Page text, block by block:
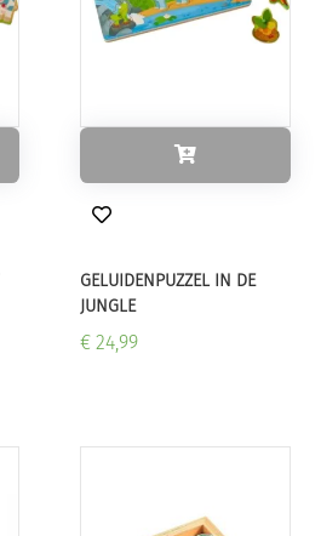
GELUIDENPUZZEL IN DE
JUNGLE
€ 24,99